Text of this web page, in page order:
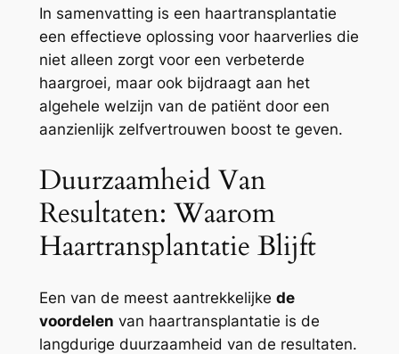
In samenvatting is een haartransplantatie
een effectieve oplossing voor haarverlies die
niet alleen zorgt voor een verbeterde
haargroei, maar ook bijdraagt aan het
algehele welzijn van de patiënt door een
aanzienlijk zelfvertrouwen boost te geven.
Duurzaamheid Van
Resultaten: Waarom
Haartransplantatie Blijft
Een van de meest aantrekkelijke de
voordelen van haartransplantatie is de
langdurige duurzaamheid van de resultaten.